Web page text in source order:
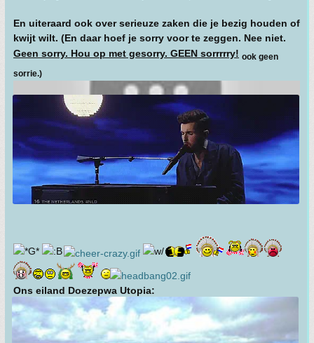
En uiteraard ook over serieuze zaken die je bezig houden of
kwijt wilt. (En daar hoef je sorry voor te zeggen. Nee niet.
Geen sorry. Hou op met gesorry. GEEN sorrrrry! ook geen
sorrie.)
Ons eiland Doezepwa Utopia: